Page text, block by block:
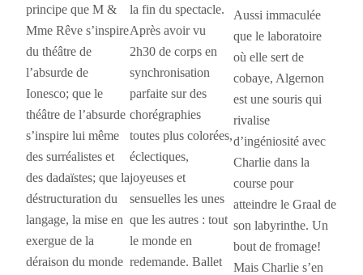
principe que M &
Mme Rêve s’inspire
du théâtre de
l’absurde de
Ionesco; que le
théâtre de l’absurde
s’inspire lui même
des surréalistes et
des dadaïstes; que la
déstructuration du
langage, la mise en
exergue de la
déraison du monde
la fin du spectacle.
Après avoir vu
2h30 de corps en
synchronisation
parfaite sur des
chorégraphies
toutes plus colorées,
éclectiques,
joyeuses et
sensuelles les unes
que les autres : tout
le monde en
redemande. Ballet
Aussi immaculée
que le laboratoire
où elle sert de
cobaye, Algernon
est une souris qui
rivalise
d’ingéniosité avec
Charlie dans la
course pour
atteindre le Graal de
son labyrinthe. Un
bout de fromage!
Mais Charlie s’en